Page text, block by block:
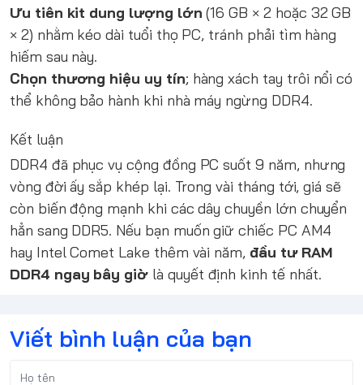
Ưu tiên kit dung lượng lớn (16 GB × 2 hoặc 32 GB
× 2) nhằm kéo dài tuổi thọ PC, tránh phải tìm hàng
hiếm sau này.
Chọn thương hiệu uy tín; hàng xách tay trôi nổi có
thể không bảo hành khi nhà máy ngừng DDR4.
Kết luận
DDR4 đã phục vụ cộng đồng PC suốt 9 năm, nhưng
vòng đời ấy sắp khép lại. Trong vài tháng tới, giá sẽ
còn biến động mạnh khi các dây chuyền lớn chuyển
hẳn sang DDR5. Nếu bạn muốn giữ chiếc PC AM4
hay Intel Comet Lake thêm vài năm, đầu tư RAM
DDR4 ngay bây giờ là quyết định kinh tế nhất.
Viết bình luận của bạn